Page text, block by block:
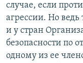
случае, если
агрессии. Но ведь
и у стран
безопасности по
одному из ее